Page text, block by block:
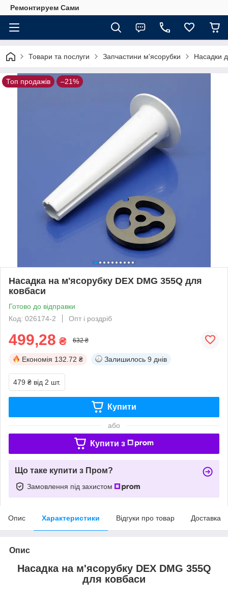
Ремонтируем Сами
Товари та послуги Запчастини м'ясорубки Насадки
Топ продажів –21%
Насадка на м'ясорубку DEX DMG 355Q для
ковбаси
Готово до відправки
Код: 026174-2
Опт і роздріб
499,28 ₴ 632 ₴
Економія 132.72 ₴ Залишилось 9 днів
479 ₴ від 2 шт.
Купити
або
Купити з
Що таке купити з Пром?
Замовлення під захистом
Опис Характеристики Відгуки про товар Доставка
Опис
Насадка на м'ясорубку DEX DMG 355Q
для ковбаси